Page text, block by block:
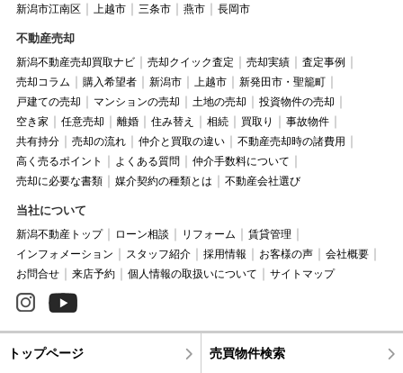
新潟市江南区
上越市 三条市 燕市 長岡市
不動産売却
新潟不動産売却買取ナビ 売却クイック査定 売却実績
査定事例
売却コラム
購入希望者 新潟市 上越市
新発田市・聖籠町
戸建ての売却
マンションの売却 土地の売却
投資物件の売却
空き家
任意売却 離婚 住み替え 相続 買取り
事故物件
共有持分
売却の流れ 仲介と買取の違い
不動産売却時の諸費用
高く売るポイント
よくある質問
仲介手数料について
売却に必要な書類
媒介契約の種類とは 不動産会社選び
当社について
新潟不動産トップ ローン相談 リフォーム
賃貸管理
インフォメーション
スタッフ紹介 採用情報 お客様の声
会社概要
お問合せ
来店予約 個人情報の取扱いについて サイトマップ
トップページ 売買物件検索